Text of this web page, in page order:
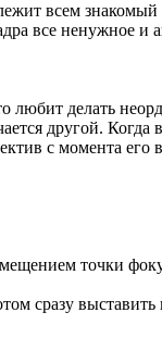
лежит всем
все ненужное и
любит делать
другой. Когда
с момента его
точки
сразу